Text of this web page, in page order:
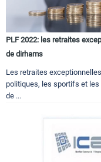
PLF 2022: les retraites
de dirhams
Les retraites
politiques, les sportifs et
de ...